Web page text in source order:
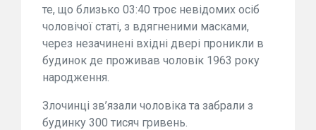
те, що близько 03:40 троє невідомих осіб
чоловічої статі, з вдягненими масками,
через незачинені вхідні двері проникли в
будинок де проживав чоловік 1963 року
народження.
Злочинці зв’язали чоловіка та забрали з
будинку 300 тисяч гривень.